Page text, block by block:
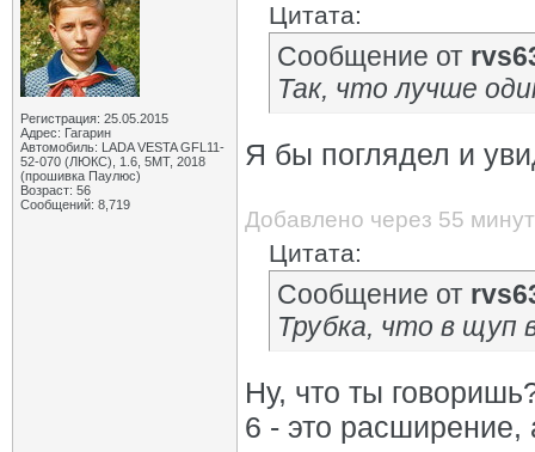
Регистрация: 25.05.2015
Адрес: Гагарин
Автомобиль: LADA VESTA GFL11-
52-070 (ЛЮКС), 1.6, 5МТ, 2018
(прошивка Паулюс)
Возраст: 56
Сообщений: 8,719
Цитата:
Сообщение от
Так, что лучше
Я бы поглядел и
Добавлено через 55 минут
Цитата:
Сообщение от
Трубка, что в щуп
Ну, что ты
6 - это